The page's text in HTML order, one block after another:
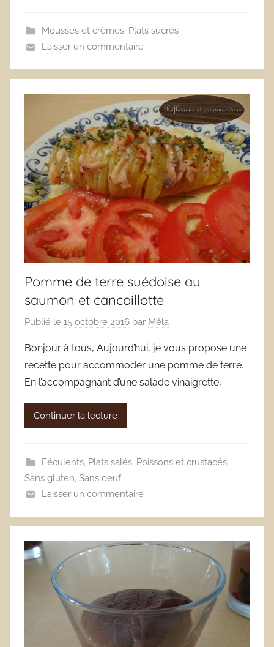
Mousses et crèmes, Plats sucrés
Laisser un commentaire
Pomme de terre suédoise au
saumon et cancoillotte
Publié le 15 octobre 2016 par Méla
Bonjour à tous, Aujourd’hui, je vous propose une
recette pour accommoder une pomme de terre.
En l’accompagnant d’une salade vinaigrette,
Continuer la lecture
Féculents, Plats salés, Poissons et crustacés,
Sans gluten, Sans oeuf
Laisser un commentaire